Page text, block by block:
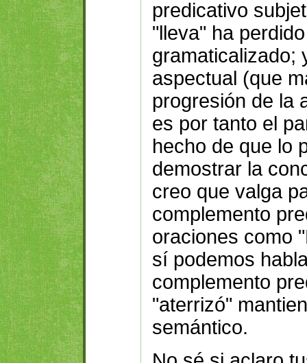
predicativo
"lleva" ha
gramaticalizado;
aspectual (que
progresión de la
es por tanto el
hecho de que lo
demostrar la
creo que valga
complemento
oraciones como
sí podemos
complemento
"aterrizó"
semántico.